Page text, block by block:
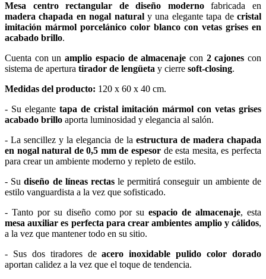
Mesa centro rectangular de diseño modernofabricada en
madera chapada en nogal naturaly una elegante tapa decristal
imitación mármol porcelánico color blanco con vetas grises en
acabado brillo.
Cuenta con unamplio espacio de almacenaje con 2 cajones con
sistema de apertura tirador de lengüeta y cierre soft-closing.
Medidas del producto: 120 x 60 x 40 cm.
- Su elegante tapa de cristal imitación mármol con vetas grises
acabado brillo aporta luminosidad y elegancia al salón.
- La sencillez y la elegancia de la estructura de madera chapada
en nogal natural de 0,5 mm de espesor de esta mesita, es perfecta
para crear un ambiente moderno y repleto de estilo.
- Sudiseño de líneas rectasle permitirá conseguir un ambiente de
estilo vanguardista a la vez que sofisticado.
- Tanto por su diseño como por suespacio de almacenaje, esta
mesa auxiliar es perfecta para crear ambientes amplio y cálidos,
a la vez que mantener todo en su sitio.
- Sus dos tiradores deacero inoxidable pulido color dorado
aportan calidez a la vez que el toque de tendencia.